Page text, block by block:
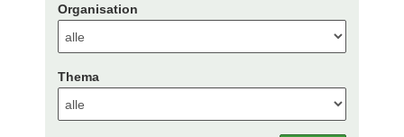
Organisation
Thema